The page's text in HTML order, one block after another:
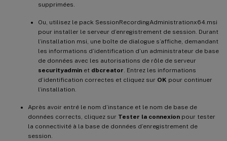
supprimées.
Ou, utilisez le pack SessionRecordingAdministrationx64.msi
pour installer le serveur d’enregistrement de session. Durant
l’installation msi, une boîte de dialogue s’affiche, demandant
les informations d’identification d’un administrateur de base
de données avec les autorisations de rôle de serveur
securityadmin et dbcreator . Entrez les informations
d’identification correctes et cliquez sur OK pour continuer
l’installation.
Après avoir entré le nom d’instance et le nom de base de
données corrects, cliquez sur Tester la connexion pour tester
la connectivité à la base de données d’enregistrement de
session.